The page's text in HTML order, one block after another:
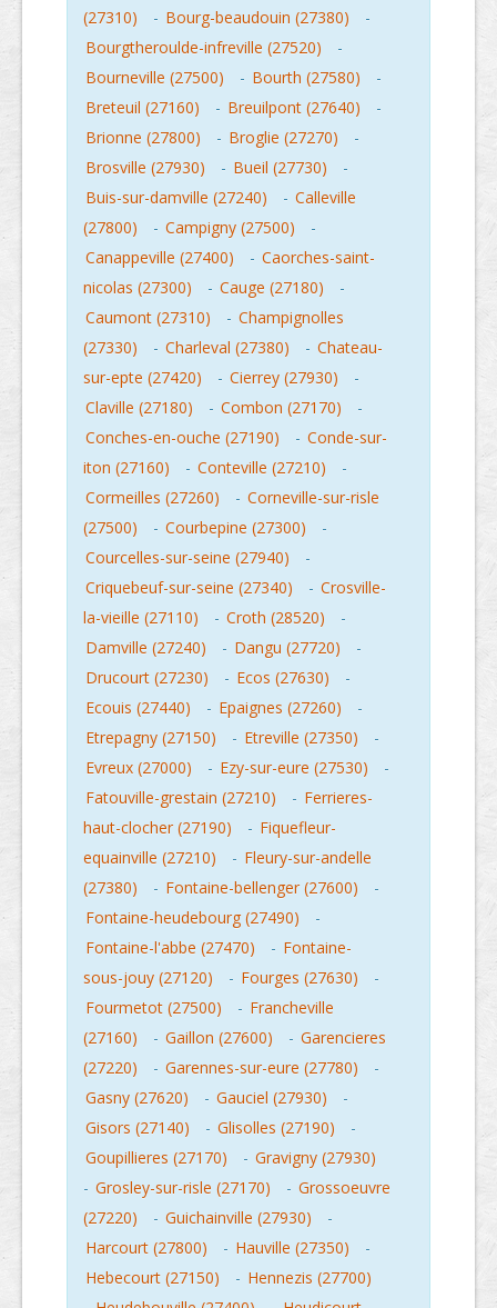
(27310)
- Bourg-beaudouin (27380)
-
Bourgtheroulde-infreville (27520)
-
Bourneville (27500)
- Bourth (27580)
-
Breteuil (27160)
- Breuilpont (27640)
-
Brionne (27800)
- Broglie (27270)
-
Brosville (27930)
- Bueil (27730)
-
Buis-sur-damville (27240)
- Calleville
(27800)
- Campigny (27500)
-
Canappeville (27400)
- Caorches-saint-
nicolas (27300)
- Cauge (27180)
-
Caumont (27310)
- Champignolles
(27330)
- Charleval (27380) - Chateau-
sur-epte (27420)
- Cierrey (27930)
-
Claville (27180)
- Combon (27170)
-
Conches-en-ouche (27190)
- Conde-sur-
iton (27160)
- Conteville (27210)
-
Cormeilles (27260)
- Corneville-sur-risle
(27500)
- Courbepine (27300)
-
Courcelles-sur-seine (27940)
-
Criquebeuf-sur-seine (27340)
- Crosville-
la-vieille (27110)
- Croth (28520)
-
Damville (27240)
- Dangu (27720)
-
Drucourt (27230)
- Ecos (27630)
-
Ecouis (27440)
- Epaignes (27260)
-
Etrepagny (27150)
- Etreville (27350)
-
Evreux (27000)
- Ezy-sur-eure (27530)
-
Fatouville-grestain (27210)
- Ferrieres-
haut-clocher (27190)
- Fiquefleur-
equainville (27210)
- Fleury-sur-andelle
(27380)
- Fontaine-bellenger (27600)
-
Fontaine-heudebourg (27490)
-
Fontaine-l'abbe (27470)
- Fontaine-
sous-jouy (27120)
- Fourges (27630)
-
Fourmetot (27500)
- Francheville
(27160)
- Gaillon (27600) - Garencieres
(27220)
- Garennes-sur-eure (27780)
-
Gasny (27620)
- Gauciel (27930)
-
Gisors (27140)
- Glisolles (27190)
-
Goupillieres (27170)
- Gravigny (27930)
- Grosley-sur-risle (27170) - Grossoeuvre
(27220)
- Guichainville (27930)
-
Harcourt (27800)
- Hauville (27350)
-
Hebecourt (27150)
- Hennezis (27700)